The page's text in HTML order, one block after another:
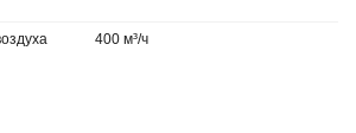
400 м³/ч